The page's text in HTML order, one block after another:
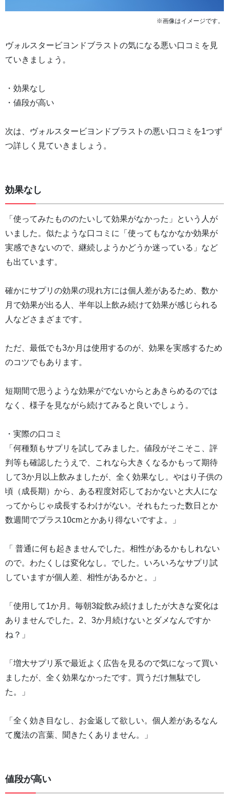
※画像はイメージです。
ヴォルスタービヨンドブラストの気になる悪い口コミを見
ていきましょう。
・効果なし
・値段が高い
次は、ヴォルスタービヨンドブラストの悪い口コミを1つず
つ詳しく見ていきましょう。
効果なし
「使ってみたもののたいして効果がなかった」という人が
いました。似たような口コミに「使ってもなかなか効果が
実感できないので、継続しようかどうか迷っている」など
も出ています。
確かにサプリの効果の現れ方には個人差があるため、数か
月で効果が出る人、半年以上飲み続けて効果が感じられる
人などさまざまです。
ただ、最低でも3か月は使用するのが、効果を実感するため
のコツでもあります。
短期間で思うような効果がでないからとあきらめるのでは
なく、様子を見ながら続けてみると良いでしょう。
・実際の口コミ
「何種類もサプリを試してみました。値段がそこそこ、評
判等も確認したうえで、これなら大きくなるかもって期待
して3か月以上飲みましたが、全く効果なし。やはり子供の
頃（成長期）から、ある程度対応しておかないと大人にな
ってからじゃ成長するわけがない。それもたった数日とか
数週間でプラス10cmとかあり得ないですよ。」
「 普通に何も起きませんでした。相性があるかもしれない
ので。わたくしは変化なし。でした。いろいろなサプリ試
していますが個人差、相性があるかと。」
「使用して1か月。毎朝3錠飲み続けましたが大きな変化は
ありませんでした。2、3か月続けないとダメなんですか
ね？」
「増大サプリ系で最近よく広告を見るので気になって買い
ましたが、全く効果なかったです。買うだけ無駄でし
た。」
「全く効き目なし、お金返して欲しい。個人差があるなん
て魔法の言葉、聞きたくありません。」
値段が高い